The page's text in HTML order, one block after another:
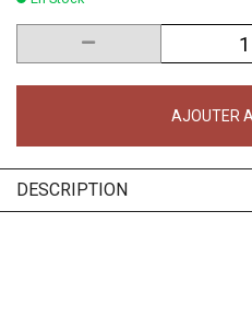
AJOUTER
DESCRIPTION